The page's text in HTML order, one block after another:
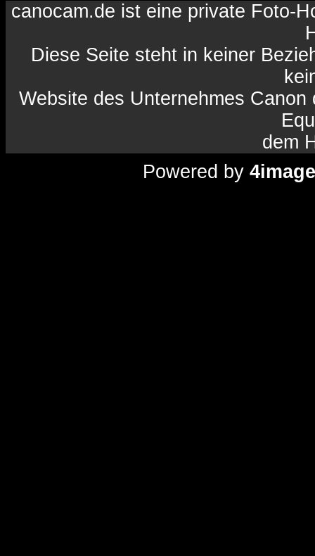
canocam.de ist eine private Foto-
Diese Seite steht in keiner
Website des Unternehmes
dem
Powered by